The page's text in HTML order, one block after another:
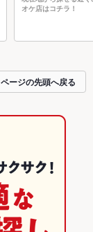
オケ店はコチラ！
ページの先頭へ戻る